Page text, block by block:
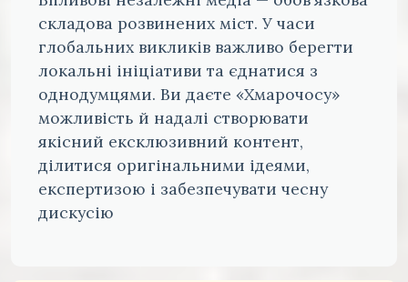
складова розвинених міст. У часи
глобальних викликів важливо берегти
локальні ініціативи та єднатися з
однодумцями. Ви даєте «Хмарочосу»
можливість й надалі створювати
якісний ексклюзивний контент,
ділитися оригінальними ідеями,
експертизою і забезпечувати чесну
дискусію